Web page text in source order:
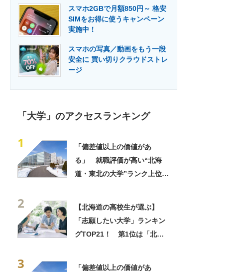
スマホ2GBで月額850円～ 格安
SIMをお得に使うキャンペーン
実施中！
スマホの写真／動画をもう一段
安全に 買い切りクラウドストレ
ージ
「大学」のアクセスランキング
1
「偏差値以上の価値があ
る」 就職評価が高い“北海
道・東北の大学”ランク上位に
2
【北海道の高校生が選ぶ】
「志願したい大学」ランキン
グTOP21！ 第1位は「北海
3
「偏差値以上の価値があ